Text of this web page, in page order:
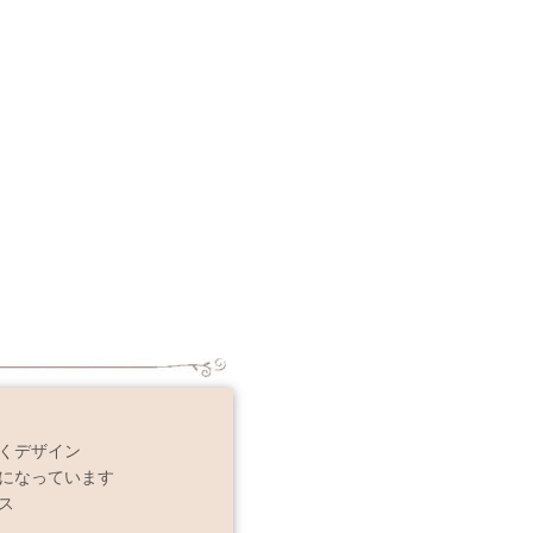
デザイン
なっています